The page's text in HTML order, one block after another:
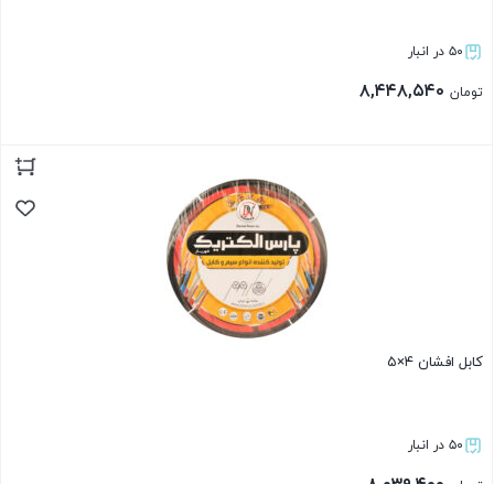
۵۰ در انبار
تومان
کابل افشان ۴×۵
۵۰ در انبار